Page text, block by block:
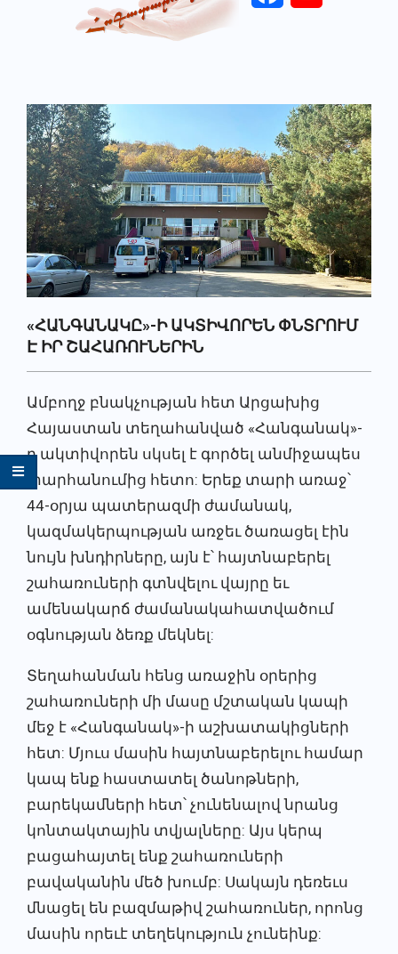
Navigation
Menu
«ՀԱՆԳԱՆԱԿԸ»-Ի ԱԿՏԻՎՈՐԵՆ ՓՆՏՐՈՒՄ
Է ԻՐ ՇԱՀԱՌՈՒՆԵՐԻՆ
Ամբողջ բնակչության հետ Արցախից
Հայաստան տեղահանված «Հանգանակ»-
ը ակտիվորեն սկսել է գործել անմիջապես
տարհանումից հետո: Երեք տարի առաջ՝
44-օրյա պատերազմի ժամանակ,
կազմակերպության առջեւ ծառացել էին
նույն խնդիրները, այն է՝ հայտնաբերել
շահառուների գտնվելու վայրը եւ
ամենակարճ ժամանակահատվածում
օգնության ձեռք մեկնել:
Տեղահանման հենց առաջին օրերից
շահառուների մի մասը մշտական կապի
մեջ է «Հանգանակ»-ի աշխատակիցների
հետ: Մյուս մասին հայտնաբերելու համար
կապ ենք հաստատել ծանոթների,
բարեկամների հետ՝ չունենալով նրանց
կոնտակտային տվյալները: Այս կերպ
բացահայտել ենք շահառուների
բավականին մեծ խումբ: Սակայն դեռեւս
մնացել են բազմաթիվ շահառուներ, որոնց
մասին որեւէ տեղեկություն չունեինք: